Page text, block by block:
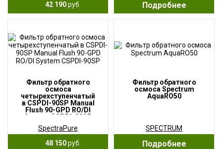
42 190руб. Подробнее
Фильтр обратного
осмоса
четырехступенчатый
в CSPDI-90SP Manual
Flush 90-GPD RO/DI
System CSPDI-90SP
SpectraPure
48 150руб.
Фильтр обратного
осмоса Spectrum
AquaRO50
SPECTRUM
Подробнее